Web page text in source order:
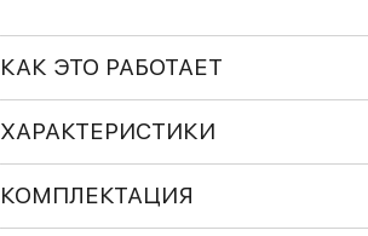
КАК ЭТО РАБОТАЕТ
ХАРАКТЕРИСТИКИ
КОМПЛЕКТАЦИЯ